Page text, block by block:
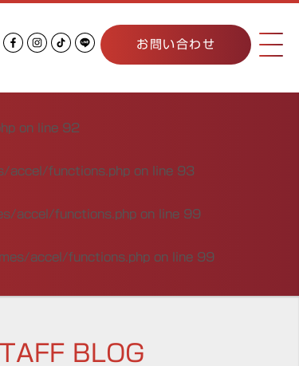
お問い合わせ
on line 92
accel/functions.php on line 93
accel/functions.php on line 99
accel/functions.php on line 99
BLOG